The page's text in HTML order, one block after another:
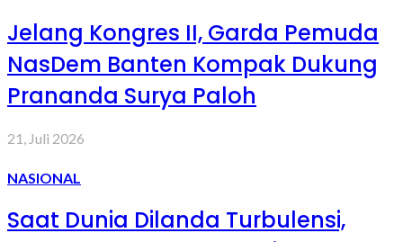
Jelang Kongres II, Garda Pemuda
NasDem Banten Kompak Dukung
Prananda Surya Paloh
21, Juli 2026
NASIONAL
Saat Dunia Dilanda Turbulensi,